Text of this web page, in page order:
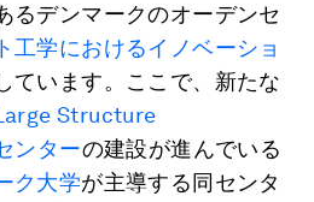
るデンマークのオーデンセ
工学におけるイノベーショ
ています。ここで、新たな
Structure
ンターの建設が進んでいる
ク大学が主導する同センタ